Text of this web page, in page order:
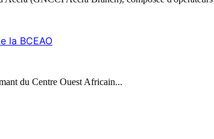
la BCEAO
du Centre Ouest Africain...